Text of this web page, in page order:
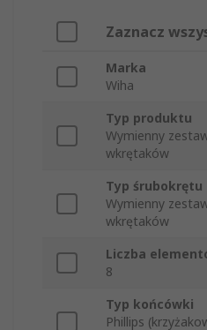
Zaznacz
Marka
Wiha
Typ produktu
Wymienny
wkrętaków
Typ śrubokrętu
Wymienny
wkrętaków
Liczba
8
Typ końcówki
Phillips